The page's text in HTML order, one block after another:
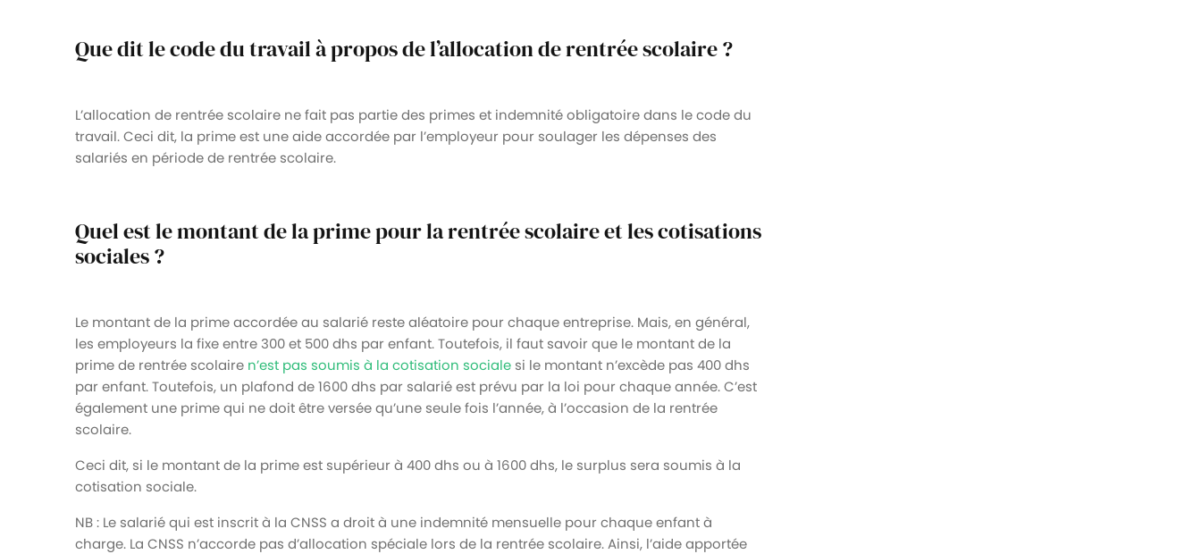
Que dit le code du travail à propos de l’allocation de rentrée scolaire ?
L’allocation de rentrée scolaire ne fait pas partie des primes et indemnité obligatoire dans le code du
travail. Ceci dit, la prime est une aide accordée par l’employeur pour soulager les dépenses des
salariés en période de rentrée scolaire.
Quel est le montant de la prime pour la rentrée scolaire et les cotisations
sociales ?
Le montant de la prime accordée au salarié reste aléatoire pour chaque entreprise. Mais, en général,
les employeurs la fixe entre 300 et 500 dhs par enfant. Toutefois, il faut savoir que le montant de la
prime de rentrée scolaire n’est pas soumis à la cotisation sociale si le montant n’excède pas 400 dhs
par enfant. Toutefois, un plafond de 1600 dhs par salarié est prévu par la loi pour chaque année. C’est
également une prime qui ne doit être versée qu’une seule fois l’année, à l’occasion de la rentrée
scolaire.
Ceci dit, si le montant de la prime est supérieur à 400 dhs ou à 1600 dhs, le surplus sera soumis à la
cotisation sociale.
NB : Le salarié qui est inscrit à la CNSS a droit à une indemnité mensuelle pour chaque enfant à
charge. La CNSS n’accorde pas d’allocation spéciale lors de la rentrée scolaire. Ainsi, l’aide apportée